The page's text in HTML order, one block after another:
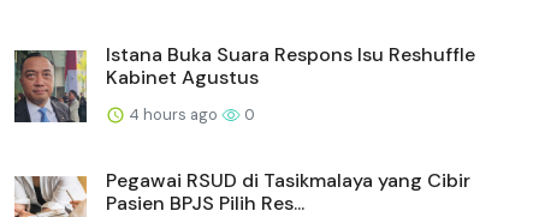
Istana Buka Suara Respons Isu Reshuffle
Kabinet Agustus
4 hours ago 0
Pegawai RSUD di Tasikmalaya yang Cibir
Pasien BPJS Pilih Res...